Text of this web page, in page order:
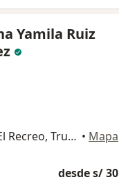
Yamila Ruiz
Estados Unidos 358 Urb. El Recreo, Trujillo • Mapa
desde s/ 30